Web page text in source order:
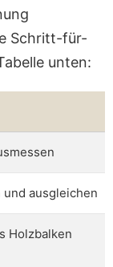
Schritt-für-
unten:
ausgleichen
Holzbalken